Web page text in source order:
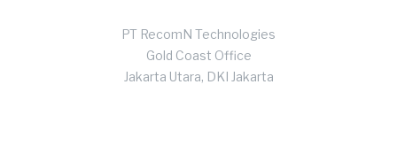
PT RecomN Technologies
Gold Coast Office
Jakarta Utara, DKI Jakarta